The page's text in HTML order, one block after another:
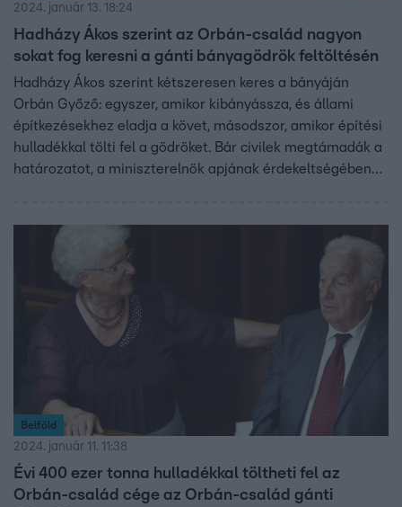
2024. január 13. 18:24
Hadházy Ákos szerint az Orbán-család nagyon
sokat fog keresni a gánti bányagödrök feltöltésén
Hadházy Ákos szerint kétszeresen keres a bányáján
Orbán Győző: egyszer, amikor kibányássza, és állami
építkezésekhez eladja a követ, másodszor, amikor építési
hulladékkal tölti fel a gödröket. Bár civilek megtámadák a
határozatot, a miniszterelnök apjának érdekeltségében
A kormányhivatal közölte: szigorú szabályok alapján
adták ki az engedélyt.
Belföld
2024. január 11. 11:38
Évi 400 ezer tonna hulladékkal töltheti fel az
Orbán-család cége az Orbán-család gánti